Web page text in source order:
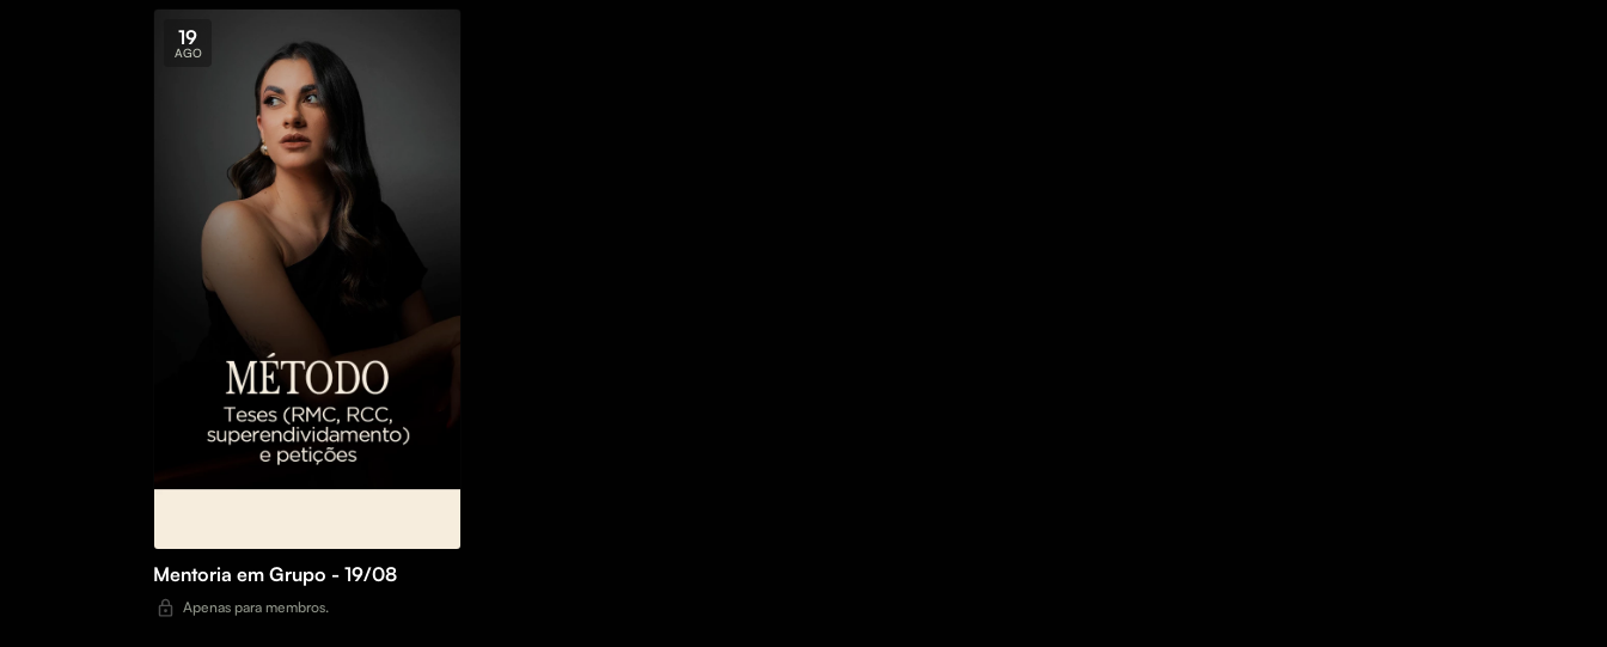
19
AGO
Mentoria em Grupo - 19/08
Apenas para membros.